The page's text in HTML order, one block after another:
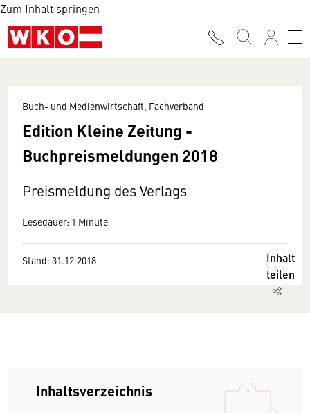
Zum Inhalt springen
Buch- und Medienwirtschaft, Fachverband
Edition Kleine Zeitung -
Buchpreismeldungen 2018
Preismeldung des Verlags
Lesedauer: 1 Minute
Stand: 31.12.2018
Inhalt
teilen
Inhaltsverzeichnis